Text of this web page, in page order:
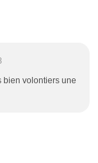
bien volontiers une